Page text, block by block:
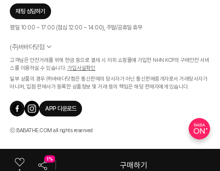
1%
구매하기
채팅 상담하기
평일 10:00 ~ 17:00 (점심 12:00 ~ 14:00), 주말/공휴일 휴무
(주)바바더닷컴
서울특별시 서초구 신반포로 339, 논현빌딩 (대표이사 : 문인식)
사업자 등록번호 569-86-01308
통신판매업신고번호 제 2019 - 서울 서초 - 1268호
개인정보관리책임자 : 김효영
인증범위
온라인 쇼핑몰 서비스(바바더닷컴)
유효기간
2024.07.17 ~ 2027.07.16
고객님은 안전거래를 위해 현금 등으로 결제 시 저희 쇼핑몰에 가입한 NHN KCP의 구매안전 서비
스를 이용하실 수 있습니다. 가입사실확인
일부 상품의 경우 ㈜바바더닷컴은 통신판매의 당사자가 아닌 통신판매중개자로서 거래당사자가
아니며, 입점 판매사가 등록한 상품정보 및 거래 등의 책임은 해당 판매자에게 있습니다.
APP 다운로드
ⓒ BABATHE.COM all rights reserved